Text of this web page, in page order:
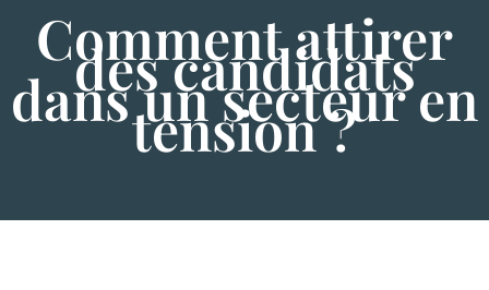
Comment attirer
des candidats
dans un secteur en
tension ?